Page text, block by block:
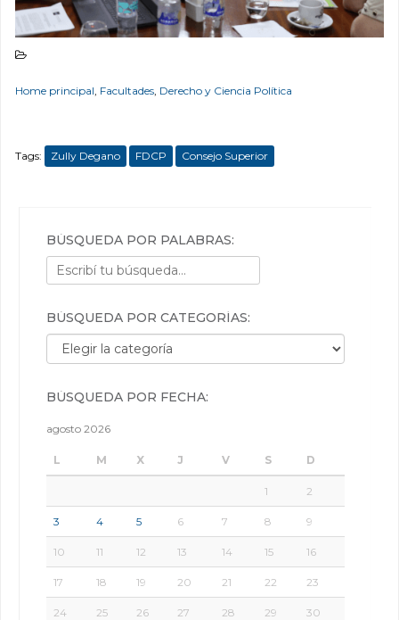
Home principal Facultades Derecho y Ciencia Política
Tags: Zully Degano FDCP Consejo Superior
BÚSQUEDA POR PALABRAS:
BÚSQUEDA POR CATEGORÍAS:
Búsqueda por categorías:
BÚSQUEDA POR FECHA:
agosto 2026
L M X J V S D
1 2
3 4 5 6 7 8 9
10 11 12 13 14 15 16
17 18 19 20 21 22 23
24 25 26 27 28 29 30